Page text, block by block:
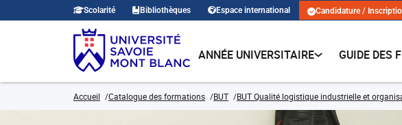
Scolarité Bibliothèques Espace international Candidature /
ANNÉE UNIVERSITAIRE GUIDE DES
Accueil Catalogue des formations BUT BUT Qualité logistique industrielle et